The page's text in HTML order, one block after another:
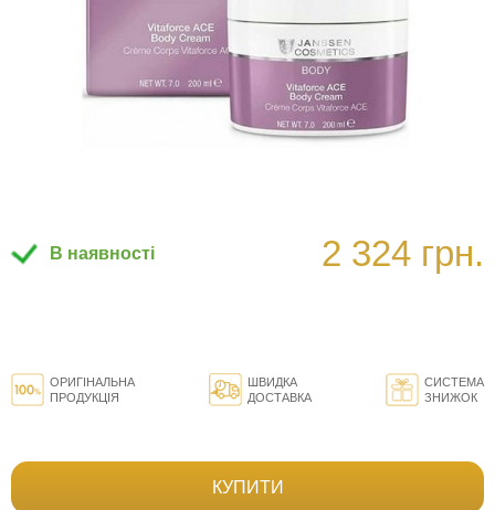
В наявності 2 324 грн.
ОРИГІНАЛЬНА
ПРОДУКЦІЯ
ШВИДКА
ДОСТАВКА
СИСТЕМА
ЗНИЖОК
КУПИТИ